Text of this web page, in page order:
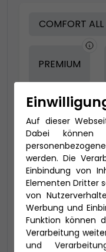
COMFORT ALL
PREMIUM
-150 € -
Auf dieser
Dabei können
werden. Die
Einbindung von
Elementen Dritter
von
Werbung und
Funktion können
Verarbeitung
und